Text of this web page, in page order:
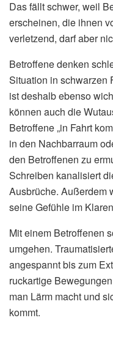
Das fällt schwer, weil
erscheinen, die ihnen
verletzend, darf aber
Betroffene denken
Situation in schwarzen
ist deshalb ebenso
können auch die
Betroffene „in Fahrt
in den Nachbarraum
den Betroffenen zu
Schreiben kanalisiert
Ausbrüche. Außerdem
seine Gefühle im
Mit einem Betroffenen
umgehen.
angespannt bis zum
ruckartige
man Lärm macht und
kommt.